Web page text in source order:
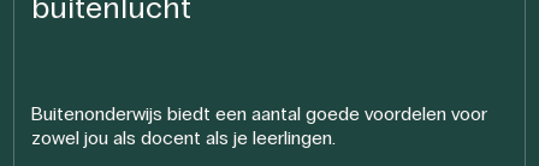
buitenlucht
Buitenonderwijs biedt een aantal goede voordelen voor
zowel jou als docent als je leerlingen.